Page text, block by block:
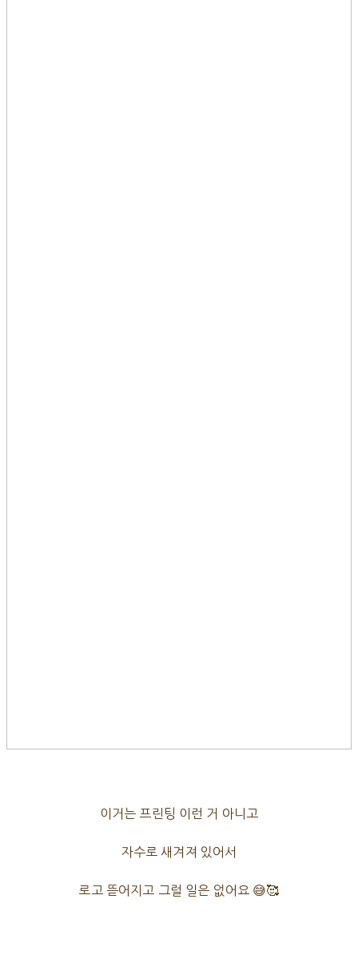
이거는 프린팅 이런 거 아니고
자수로 새겨져 있어서
로고 뜯어지고 그럴 일은 없어요 😅🥰